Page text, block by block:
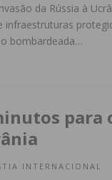
da Rússia à
infraestruturas
bombardeada…
para
INTERNACIONAL